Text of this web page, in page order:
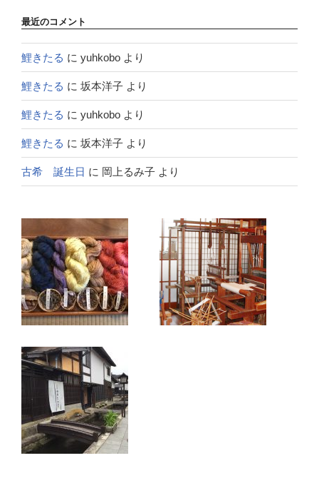
最近のコメント
鯉きたる に yuhkobo より
鯉きたる に 坂本洋子 より
鯉きたる に yuhkobo より
鯉きたる に 坂本洋子 より
古希 誕生日 に 岡上るみ子 より